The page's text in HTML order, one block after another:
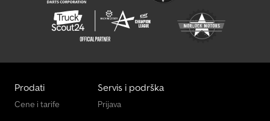
Prodati
Cene i tarife
Servis i podrška
Prijava